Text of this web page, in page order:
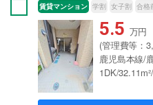
賃貸マンション 学割 女子割 合格
5.5 万円
(管理費等：
鹿児島本線/
1DK/